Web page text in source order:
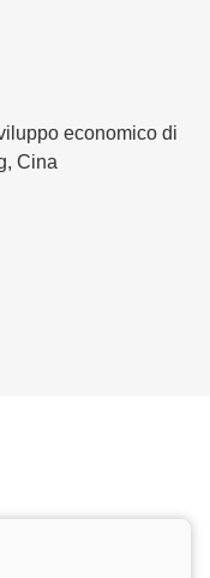
economico di
Cina